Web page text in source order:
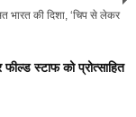
की दिशा, ‘चिप से लेकर
स्टाफ को प्रोत्साहित